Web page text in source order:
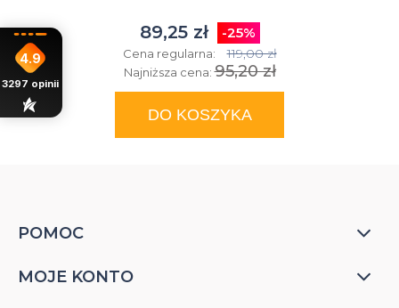
89,25 zł -25%
Cena regularna: 119,00 zł
Najniższa cena:95,20 zł
DO KOSZYKA
POMOC
MOJE KONTO
4.9
3297 opinii